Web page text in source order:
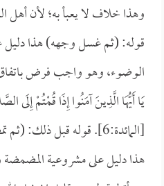
وهذا خلاف لا يعبأ به؛ لأن أهل
قوله: (ثم غسل وجهه) هذا
الوضوء، وهو واجب فرض
يَا أَيُّهَا الَّذِينَ آمَنُوا إِذَا قُمْتُمْ
[المائدة:6]. قوله قبل
هذا دليل على مشروعية المضمضة